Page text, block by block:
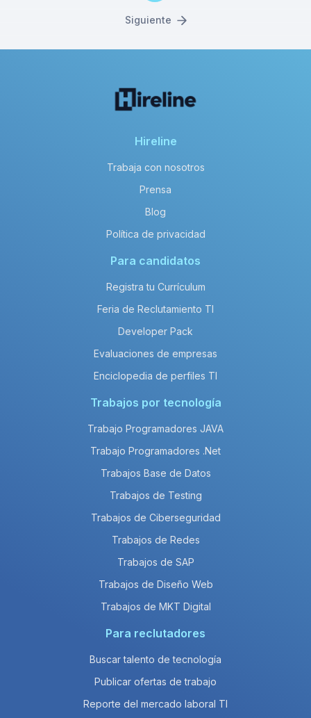
Siguiente
Hireline
Trabaja con nosotros
Prensa
Blog
Política de privacidad
Para candidatos
Registra tu Currículum
Feria de Reclutamiento TI
Developer Pack
Evaluaciones de empresas
Enciclopedia de perfiles TI
Trabajos por tecnología
Trabajo Programadores JAVA
Trabajo Programadores .Net
Trabajos Base de Datos
Trabajos de Testing
Trabajos de Ciberseguridad
Trabajos de Redes
Trabajos de SAP
Trabajos de Diseño Web
Trabajos de MKT Digital
Para reclutadores
Buscar talento de tecnología
Publicar ofertas de trabajo
Reporte del mercado laboral TI